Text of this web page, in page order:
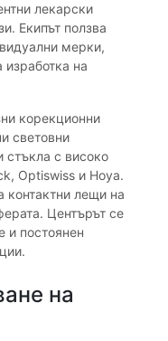
лекарски
Екипът ползва
мерки,
изработка на
корекционни
световни
стъкла с високо
Optiswiss и Hoya.
контактни лещи на
Центърът се
и постоянен
на